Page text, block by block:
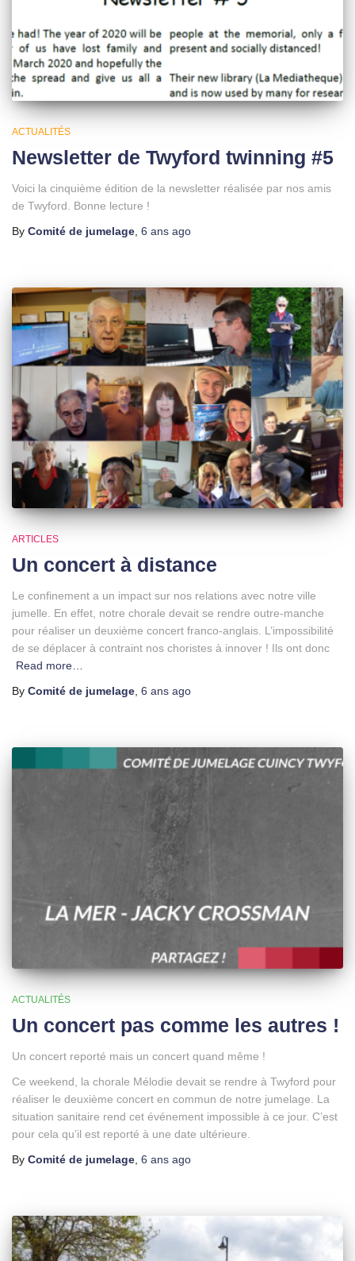
ACTUALITÉS
Newsletter de Twyford twinning #5
Voici la cinquième édition de la newsletter réalisée par nos amis
de Twyford. Bonne lecture !
By Comité de jumelage 6 ans ago
ARTICLES
Un concert à distance
Le confinement a un impact sur nos relations avec notre ville
jumelle. En effet, notre chorale devait se rendre outre-manche
pour réaliser un deuxième concert franco-anglais. L’impossibilité
de se déplacer à contraint nos choristes à innover ! Ils ont donc
Read more…
By Comité de jumelage, 6 ans ago
ACTUALITÉS
Un concert pas comme les autres !
Un concert reporté mais un concert quand même !
Ce weekend, la chorale Mélodie devait se rendre à Twyford pour
réaliser le deuxième concert en commun de notre jumelage. La
situation sanitaire rend cet événement impossible à ce jour. C’est
pour cela qu’il est reporté à une date ultérieure.
By Comité de jumelage 6 ans ago